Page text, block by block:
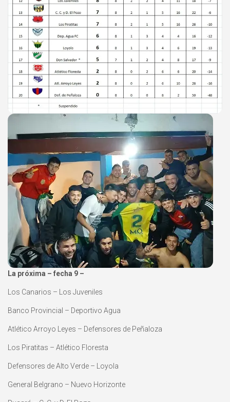
La próxima – fecha 9 –
Los Canarios – Los Juveniles
Banco Provincial – Deportivo Agua
Atlético Arroyo Leyes – Defensores de Peñaloza
Los Piratitas – Atlético Floresta
Defensores de Alto Verde – Loyola
General Belgrano – Nuevo Horizonte